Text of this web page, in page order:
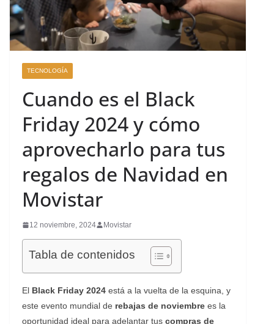
TECNOLOGÍA
Cuando es el Black
Friday 2024 y cómo
aprovecharlo para tus
regalos de Navidad en
Movistar
12 noviembre, 2024 Movistar
Tabla de contenidos
El Black Friday 2024 está a la vuelta de la esquina, y
este evento mundial de rebajas de noviembre es la
oportunidad ideal para adelantar tus compras de